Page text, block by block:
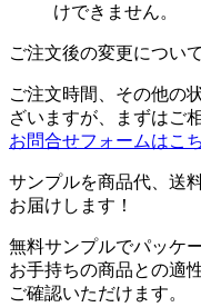
けできません。
ご注文後の変更について
ご注文時間、その他の
ざいますが、まずはご
お問合せフォームはこ
サンプルを商品代、送
お届けします！
無料サンプルでパッケ
お手持ちの商品との適
ご確認いただけます。